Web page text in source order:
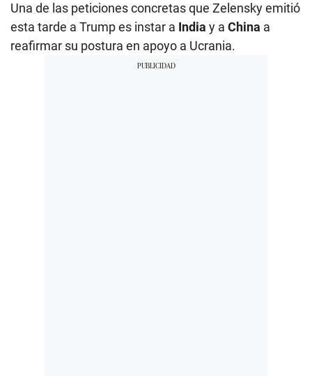
Una de las peticiones concretas que Zelensky emitió
esta tarde a Trump es instar a India y a China a
reafirmar su postura en apoyo a Ucrania.